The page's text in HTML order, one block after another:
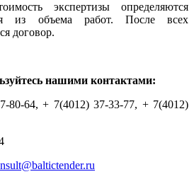
экспертизы определяются
из объема работ. После всех
договор.
нашими контактами:
80-64, + 7(4012) 37-33-77, + 7(4012)